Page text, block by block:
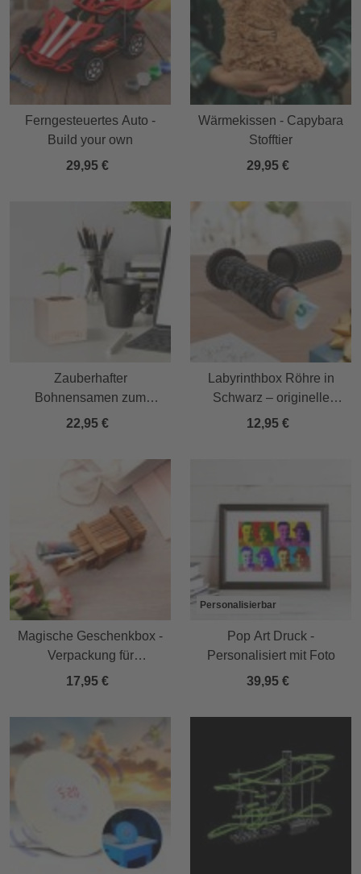
Ferngesteuertes Auto -
Build your own
29,95 €
Wärmekissen - Capybara
Stofftier
29,95 €
Zauberhafter
Bohnensamen zum
Geburtstag
22,95 €
Labyrinthbox Röhre in
Schwarz – originelle
Geschenkverpackung
12,95 €
Magische Geschenkbox -
Verpackung für
Geldgeschenke
17,95 €
Personalisierbar
Pop Art Druck -
Personalisiert mit Foto
39,95 €